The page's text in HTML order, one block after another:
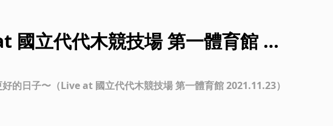
立代代木競技場 第一體育館 20
15th Anniversary Tour 2021 〜更好的日子〜（Live at 國立代代木競技場 第一體育館 2021.11.23）